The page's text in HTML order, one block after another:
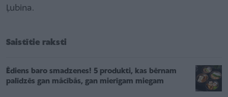
Ļubina.
Saistītie raksti
Ēdiens baro smadzenes! 5 produkti, kas bērnam
palīdzēs gan mācībās, gan mierīgam miegam